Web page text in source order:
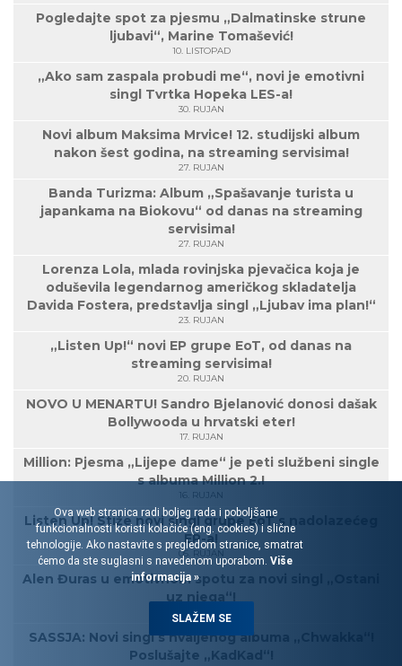
Pogledajte spot za pjesmu „Dalmatinske strune
ljubavi“, Marine Tomašević!
10. LISTOPAD
„Ako sam zaspala probudi me“, novi je emotivni
singl Tvrtka Hopeka LES-a!
30. RUJAN
Novi album Maksima Mrvice! 12. studijski album
nakon šest godina, na streaming servisima!
27. RUJAN
Banda Turizma: Album „Spašavanje turista u
japankama na Biokovu“ od danas na streaming
servisima!
27. RUJAN
Lorenza Lola, mlada rovinjska pjevačica koja je
oduševila legendarnog američkog skladatelja
Davida Fostera, predstavlja singl „Ljubav ima plan!“
23. RUJAN
„Listen Up!“ novi EP grupe EoT, od danas na
streaming servisima!
20. RUJAN
NOVO U MENARTU! Sandro Bjelanović donosi dašak
Bollywooda u hrvatski eter!
17. RUJAN
Million: Pjesma „Lijepe dame“ je peti službeni single
s albuma Million 2.!
16. RUJAN
Listen Up! Stiže novi singl grupe EoT s nadolazećeg
EP-a!
05. RUJAN
Alen Đuras u emotivnom spotu za novi singl „Ostani
uz njega“!
03. RUJAN
SASSJA: Novi singl s hvaljenog albuma „Chwakka“!
Poslušajte „KadKad“!
Ova web stranica radi boljeg rada i poboljšane
funkcionalnosti koristi kolačiće (eng. cookies) i slične
tehnologije. Ako nastavite s pregledom stranice, smatrat
ćemo da ste suglasni s navedenom uporabom. Više
informacija »
SLAŽEM SE